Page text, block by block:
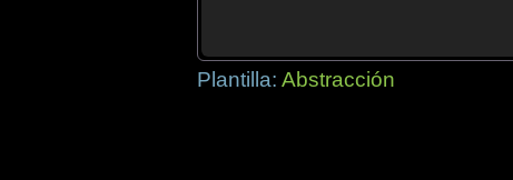
Plantilla: Abstracción